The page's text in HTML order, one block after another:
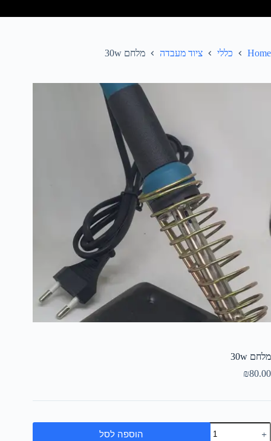
Home כללי ציוד מעבדה מלחם 30w
מלחם 30w
₪80.00
הוספה לסל